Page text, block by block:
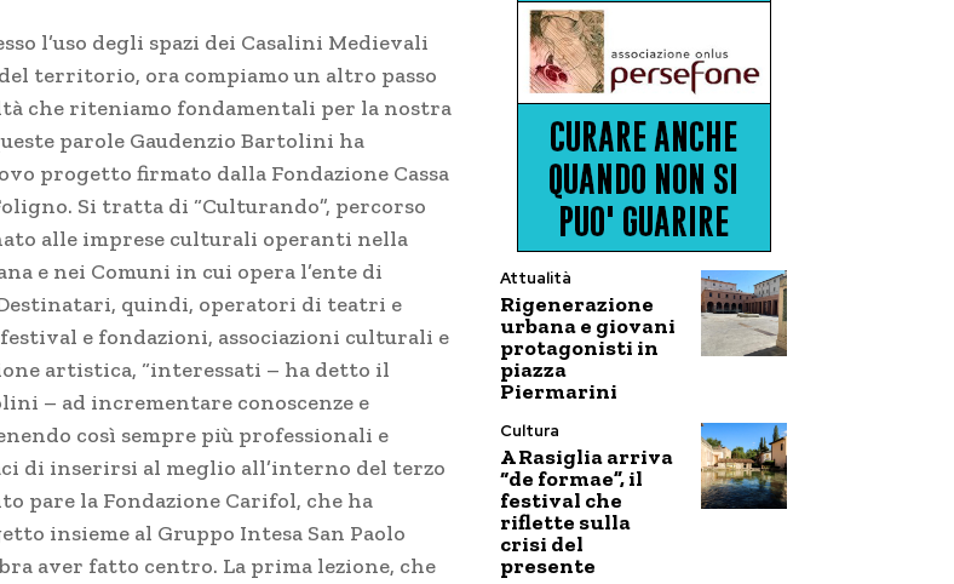
l’uso degli spazi dei Casalini Medievali
territorio, ora compiamo un altro passo
che riteniamo fondamentali per la nostra
parole Gaudenzio Bartolini ha
progetto firmato dalla Fondazione Cassa
Si tratta di “Culturando”, percorso
alle imprese culturali operanti nella
e nei Comuni in cui opera l’ente di
quindi, operatori di teatri e
festival e fondazioni, associazioni culturali e
artistica, “interessati – ha detto il
– ad incrementare conoscenze e
così sempre più professionali e
di inserirsi al meglio all’interno del terzo
pare la Fondazione Carifol, che ha
insieme al Gruppo Intesa San Paolo
aver fatto centro. La prima lezione, che
Attualità
Rigenerazione
urbana e giovani
protagonisti in
piazza
Piermarini
Cultura
A Rasiglia arriva
“de formae”, il
festival che
riflette sulla
crisi del
presente